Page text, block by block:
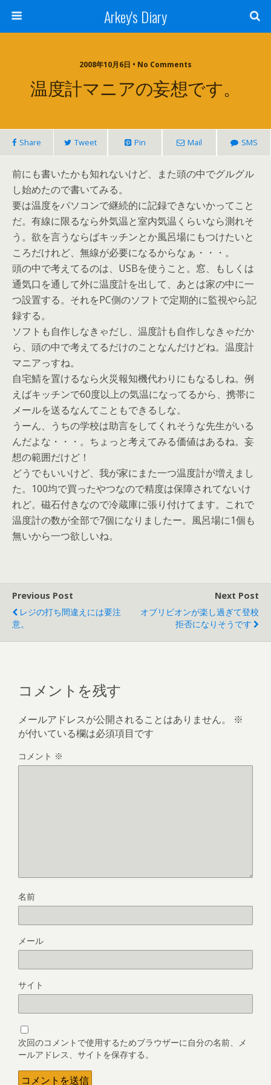
Arkey's Diary
2008年10月6日 • No Comments
温度計マニアの妄想です。
Share Tweet Pin Mail SMS
前にも書いたかも知れないけど、また頭の中でグルグル
し始めたので書いてみる。
要は温度をパソコンで継続的に記録できないかってこと
だ。有線に限るなら外気温と室内気温くらいなら測れそ
う。欲を言うならばキッチンとか風呂場にもつけたいと
ころだけれど、無線が必要になるからなぁ・・・。
頭の中で考えてるのは、USBを使うこと。窓、もしくは
通気口を通して外に温度計を出して、あとは家の中に一
つ設置する。それをPC側のソフトで定期的に監視やら記
録する。
ソフトも自作しなきゃだし、温度計も自作しなきゃだか
ら、頭の中で考えてるだけのことなんだけどね。温度計
マニアっすね。
自宅鯖を置けるなら火災報知機代わりにもなるしね。例
えばキッチンで60度以上の気温になってるから、携帯に
メールを送るなんてこともできるしな。
うーん、うちの学校は助言をしてくれそうな先生がいる
んだよな・・・。ちょっと考えてみる価値はあるね。妄
想の範囲だけど！
どうでもいいけど、我が家にまた一つ温度計が増えまし
た。100均で買ったやつなので精度は保障されてないけ
れど。磁石付きなので冷蔵庫に張り付けてます。これで
温度計の数が全部で7個になりましたー。風呂場に1個も
無いから一つ欲しいね。
Previous Post
レジの打ち間違えには要注
意。
Next Post
オブリビオンが楽し過ぎて登校
拒否になりそうです
コメントを残す
メールアドレスが公開されることはありません。
※
が付いている欄は必須項目です
コメント ※
名前
メール
サイト
次回のコメントで使用するためブラウザーに自分の名前、メ
ールアドレス、サイトを保存する。